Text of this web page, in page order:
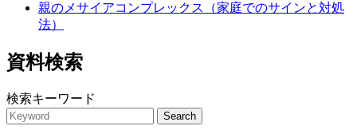
親のメサイアコンプレックス（家庭でのサインと対処
法）
資料検索
検索キーワード
Search